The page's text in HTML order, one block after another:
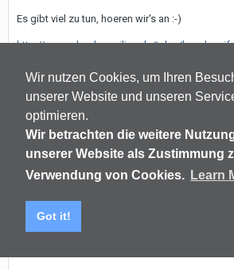
Wir nutzen Cookies, um Ihren
unserer Website und unseren
optimieren.
Wir betrachten die weitere
unserer Website als Zustimmung
Verwendung von Cookies. Learn
Got it!
Es gibt viel zu tun, hoeren wir's an :-)
http://www.plaudersmilies.de/tales/lsvader.gif
SvenR 0
Geschrieben18. Oktober 2001
Hi,
was verstehst Du denn unter "Deinen Plänen"?